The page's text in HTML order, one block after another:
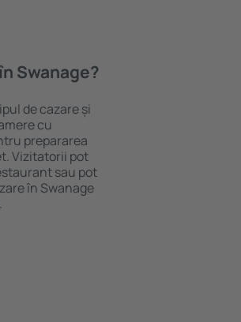
Swanage?
de cazare și
cu
prepararea
Vizitatorii pot
sau pot
în Swanage